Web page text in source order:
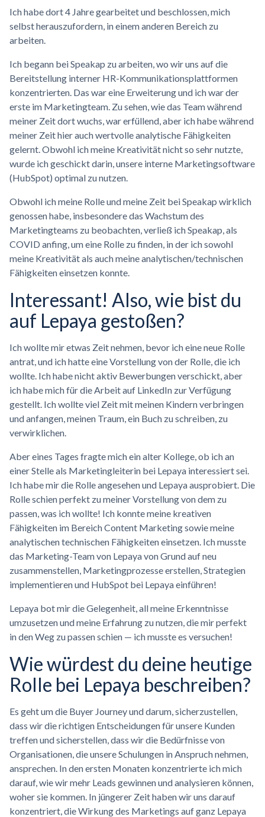
Ich habe dort 4 Jahre gearbeitet und beschlossen, mich
selbst herauszufordern, in einem anderen Bereich zu
arbeiten.
Ich begann bei Speakap zu arbeiten, wo wir uns auf die
Bereitstellung interner HR-Kommunikationsplattformen
konzentrierten. Das war eine Erweiterung und ich war der
erste im Marketingteam. Zu sehen, wie das Team während
meiner Zeit dort wuchs, war erfüllend, aber ich habe während
meiner Zeit hier auch wertvolle analytische Fähigkeiten
gelernt. Obwohl ich meine Kreativität nicht so sehr nutzte,
wurde ich geschickt darin, unsere interne Marketingsoftware
(HubSpot) optimal zu nutzen.
Obwohl ich meine Rolle und meine Zeit bei Speakap wirklich
genossen habe, insbesondere das Wachstum des
Marketingteams zu beobachten, verließ ich Speakap, als
COVID anfing, um eine Rolle zu finden, in der ich sowohl
meine Kreativität als auch meine analytischen/technischen
Fähigkeiten einsetzen konnte.
Interessant! Also, wie bist du
auf Lepaya gestoßen?
Ich wollte mir etwas Zeit nehmen, bevor ich eine neue Rolle
antrat, und ich hatte eine Vorstellung von der Rolle, die ich
wollte. Ich habe nicht aktiv Bewerbungen verschickt, aber
ich habe mich für die Arbeit auf LinkedIn zur Verfügung
gestellt. Ich wollte viel Zeit mit meinen Kindern verbringen
und anfangen, meinen Traum, ein Buch zu schreiben, zu
verwirklichen.
Aber eines Tages fragte mich ein alter Kollege, ob ich an
einer Stelle als Marketingleiterin bei Lepaya interessiert sei.
Ich habe mir die Rolle angesehen und Lepaya ausprobiert. Die
Rolle schien perfekt zu meiner Vorstellung von dem zu
passen, was ich wollte! Ich konnte meine kreativen
Fähigkeiten im Bereich Content Marketing sowie meine
analytischen technischen Fähigkeiten einsetzen. Ich musste
das Marketing-Team von Lepaya von Grund auf neu
zusammenstellen, Marketingprozesse erstellen, Strategien
implementieren und HubSpot bei Lepaya einführen!
Lepaya bot mir die Gelegenheit, all meine Erkenntnisse
umzusetzen und meine Erfahrung zu nutzen, die mir perfekt
in den Weg zu passen schien — ich musste es versuchen!
Wie würdest du deine heutige
Rolle bei Lepaya beschreiben?
Es geht um die Buyer Journey und darum, sicherzustellen,
dass wir die richtigen Entscheidungen für unsere Kunden
treffen und sicherstellen, dass wir die Bedürfnisse von
Organisationen, die unsere Schulungen in Anspruch nehmen,
ansprechen. In den ersten Monaten konzentrierte ich mich
darauf, wie wir mehr Leads gewinnen und analysieren können,
woher sie kommen. In jüngerer Zeit haben wir uns darauf
konzentriert, die Wirkung des Marketings auf ganz Lepaya